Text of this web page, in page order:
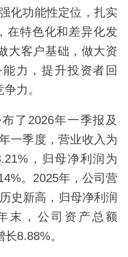
化功能性定位，扎实
在特色化和差异化发
大客户基础，做大资
力，提升投资者回
力。
了2026年一季报及
一季度，营业收入为
，归母净利润为
。2025年，公司营
史新高，归母净利润
末，公司资产总额
8.88%。